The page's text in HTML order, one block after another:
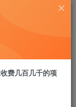
费几百几千的项